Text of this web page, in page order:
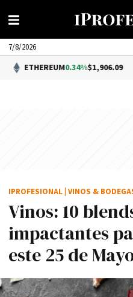
7/8/2026
0.34%$1,906.09
Vinos: 10
impactantes
este 25 de
IPROFESIONAL VINOS &